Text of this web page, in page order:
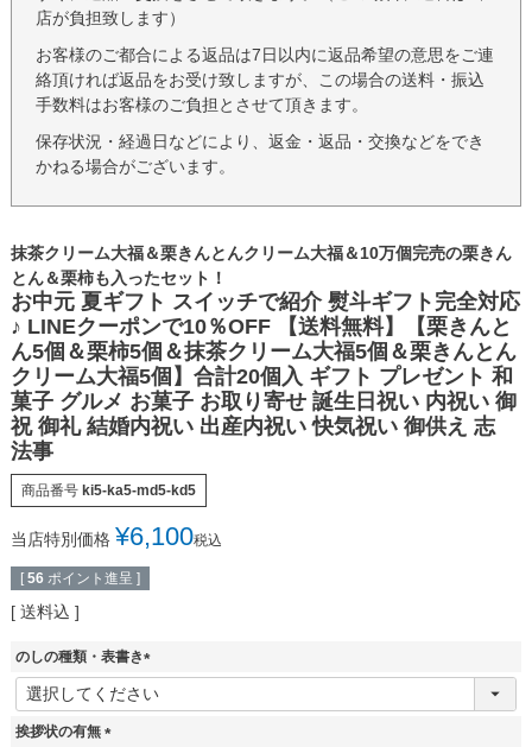
店が負担致します）
お客様のご都合による返品は7日以内に返品希望の意思をご連
絡頂ければ返品をお受け致しますが、この場合の送料・振込
手数料はお客様のご負担とさせて頂きます。
保存状況・経過日などにより、返金・返品・交換などをでき
かねる場合がございます。
抹茶クリーム大福＆栗きんとんクリーム大福＆10万個完売の栗きん
とん＆栗柿も入ったセット！
お中元 夏ギフト スイッチで紹介 熨斗ギフト完全対応
♪ LINEクーポンで10％OFF 【送料無料】【栗きんと
ん5個＆栗柿5個＆抹茶クリーム大福5個＆栗きんとん
クリーム大福5個】合計20個入 ギフト プレゼント 和
菓子 グルメ お菓子 お取り寄せ 誕生日祝い 内祝い 御
祝 御礼 結婚内祝い 出産内祝い 快気祝い 御供え 志
法事
商品番号 ki5-ka5-md5-kd5
当店特別価格 ¥6,100税込
[ 56 ポイント進呈 ]
送料込
のしの種類・表書き
(
必
挨拶状の有無